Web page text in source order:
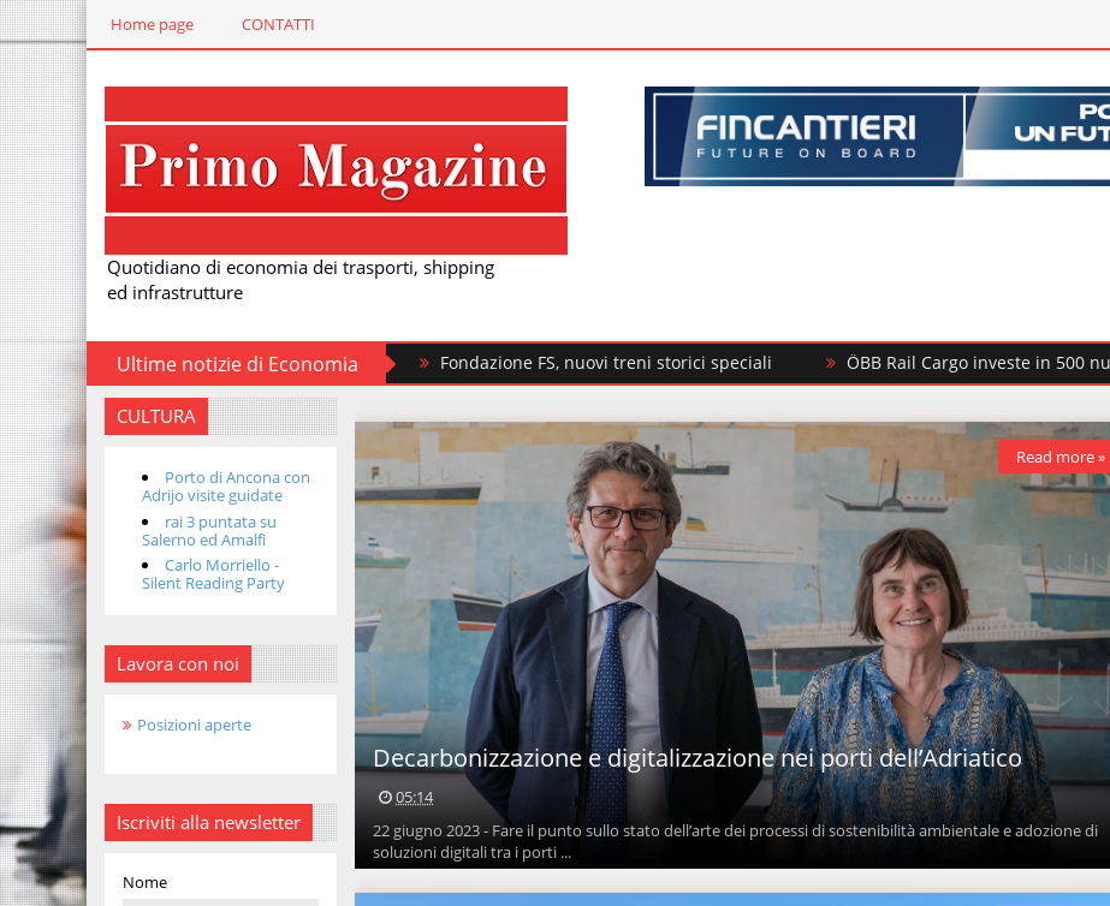
Home page CONTATTI
Quotidiano di economia dei trasporti, shipping
ed infrastrutture
Ultime notizie di EconomiaFondazione FS, nuovi treni storici speciali ÖBB Rail Cargo investe in 500 nuovi carri merci
CULTURA
Porto di Ancona con
Adrijo visite guidate
rai 3 puntata su
Salerno ed Amalfi
Carlo Morriello -
Silent Reading Party
Lavora con noi
Posizioni aperte
Iscriviti alla newsletter
Nome
Decarbonizzazione e digitalizzazione nei porti dell’Adriatico
05:14
22 giugno 2023 - Fare il punto sullo stato dell’arte dei processi di sostenibilità ambientale e adozione di
soluzioni digitali tra i porti ...
Read more »